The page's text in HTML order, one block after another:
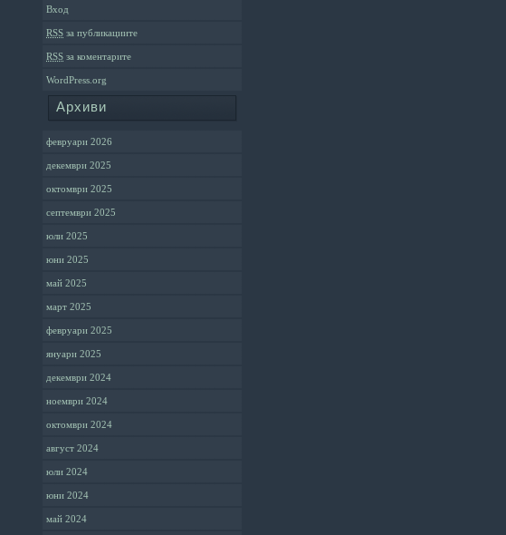
Вход
RSS за публикациите
RSS за коментарите
WordPress.org
Архиви
февруари 2026
декември 2025
октомври 2025
септември 2025
юли 2025
юни 2025
май 2025
март 2025
февруари 2025
януари 2025
декември 2024
ноември 2024
октомври 2024
август 2024
юли 2024
юни 2024
май 2024